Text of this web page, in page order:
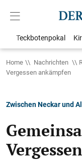
Teckbotenpokal
Home Nachrichten
Vergessen ankämpfen
Zwischen Neckar und